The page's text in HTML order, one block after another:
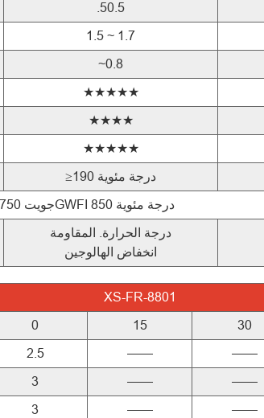
.50.5
1.5 ~ 1.7
~0.8
★★★★★
★★★★
★★★★★
≥190 درجة مئوية
جويت 750 درجة مئوية وGWFI 850 درجة مئوية
درجة الحرارة. المقاومة
انخفاض الهالوجين
XS-FR-8801
0 15 30
2.5 —— ——
3 —— ——
3 —— ——